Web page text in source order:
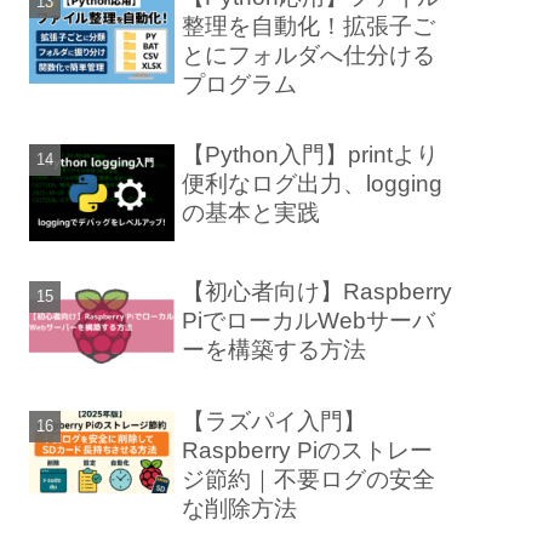
整理を自動化！拡張子ご
とにフォルダへ仕分ける
プログラム
【Python入門】printより
便利なログ出力、logging
の基本と実践
【初心者向け】Raspberry
PiでローカルWebサーバ
ーを構築する方法
【ラズパイ入門】
Raspberry Piのストレー
ジ節約｜不要ログの安全
な削除方法